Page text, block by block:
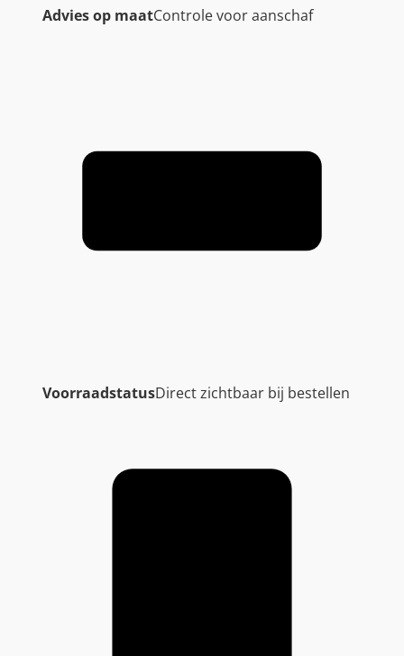
Advies op maatControle voor aanschaf
VoorraadstatusDirect zichtbaar bij bestellen